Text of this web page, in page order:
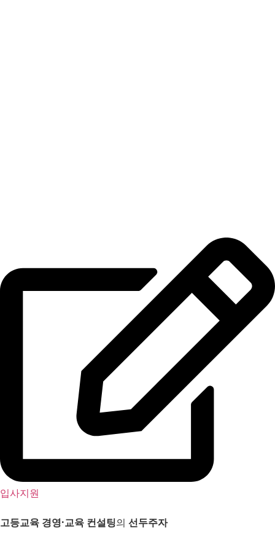
입사지원
고등교육 경영·교육 컨설팅의 선두주자